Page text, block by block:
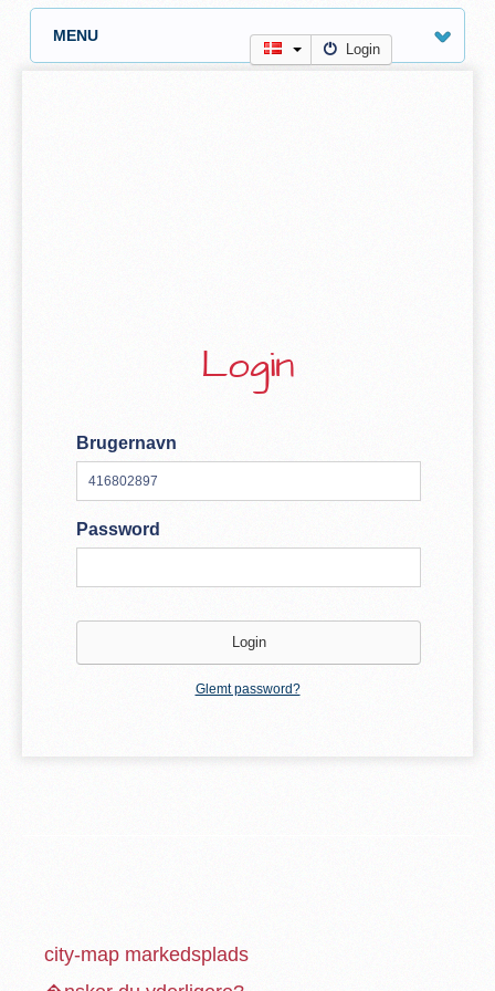
MENU
Login
Login
Brugernavn
Password
Glemt password?
city-map markedsplads